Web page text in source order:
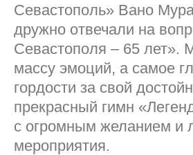
Севастополь» Вано
дружно отвечали на
Севастополя – 65 лет».
массу эмоций, а самое
гордости за свой
прекрасный гимн
с огромным желанием и
мероприятия.